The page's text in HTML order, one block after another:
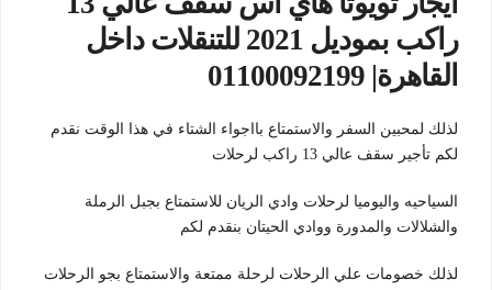
راكب بموديل 2021 للتنقلات داخل
القاهرة| 01100092199
لذلك لمحبين السفر والاستمتاع بااجواء الشتاء في هذا الوقت نقدم
لكم تأجير سقف عالي 13 راكب لرحلات
السياحيه واليوميا لرحلات وادي الريان للاستمتاع بجبل الرملة
والشلالات والمدورة ووادي الحيتان بنقدم لكم
لذلك خصومات علي الرحلات لرحلة ممتعة والاستمتاع بجو الرحلات